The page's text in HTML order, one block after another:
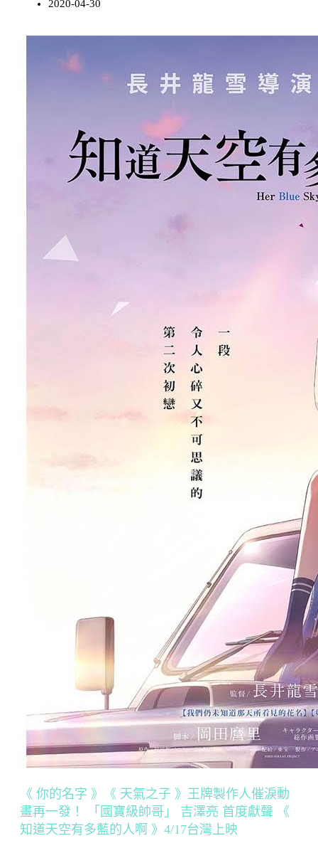
2020-04-30
《 你的名字 》《 天氣之子 》王牌製作人催淚動
畫再一發！ 「國寶級帥哥」 吉澤亮 首度獻聲 《
知道天空有多藍的人啊 》4/17台灣上映